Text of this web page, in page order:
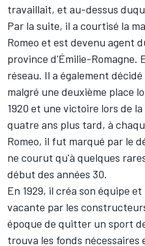
travaillait, et au-dessus
Par la suite, il a courtisé la
Romeo et est devenu agent
province d'Émilie-Romagne.
réseau. Il a également
malgré une deuxième place
1920 et une victoire lors de
quatre ans plus tard, à
Romeo, il fut marqué par le
ne courut qu'à quelques
début des années 30.
En 1929, il créa son équipe
vacante par les
époque de quitter un sport
trouva les fonds